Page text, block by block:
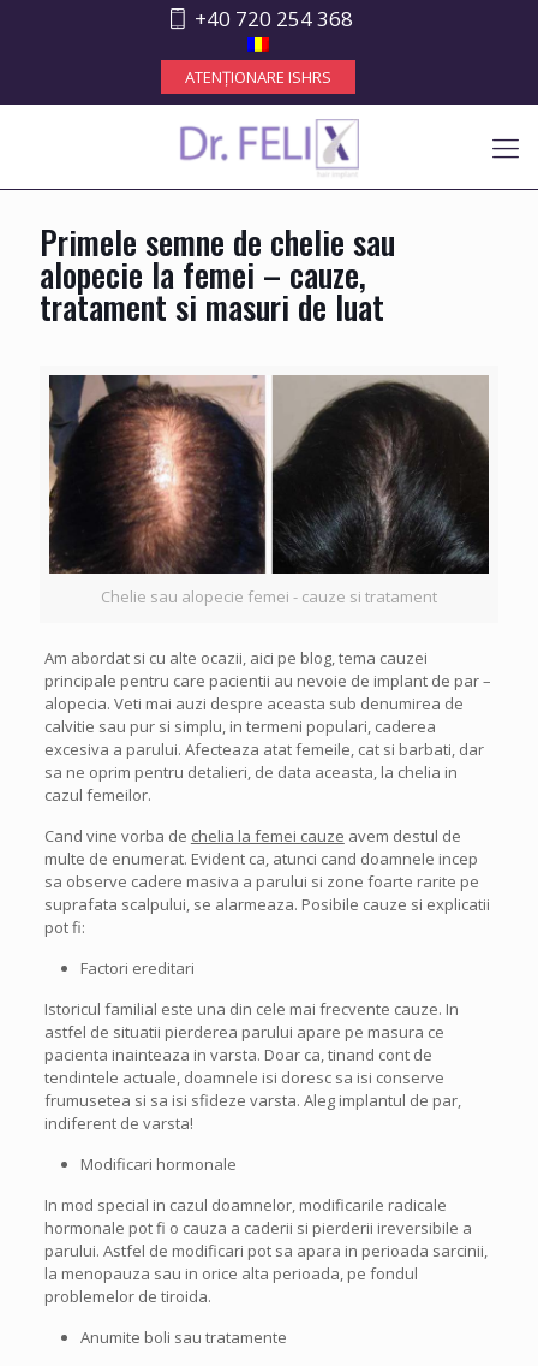
+40 720 254 368
ATENȚIONARE ISHRS
Primele semne de chelie sau
alopecie la femei – cauze,
tratament si masuri de luat
Chelie sau alopecie femei - cauze si tratament
Am abordat si cu alte ocazii, aici pe blog, tema cauzei
principale pentru care pacientii au nevoie de implant de par –
alopecia. Veti mai auzi despre aceasta sub denumirea de
calvitie sau pur si simplu, in termeni populari, caderea
excesiva a parului. Afecteaza atat femeile, cat si barbati, dar
sa ne oprim pentru detalieri, de data aceasta, la chelia in
cazul femeilor.
Cand vine vorba de chelia la femei cauze avem destul de
multe de enumerat. Evident ca, atunci cand doamnele incep
sa observe cadere masiva a parului si zone foarte rarite pe
suprafata scalpului, se alarmeaza. Posibile cauze si explicatii
pot fi:
Factori ereditari
Istoricul familial este una din cele mai frecvente cauze. In
astfel de situatii pierderea parului apare pe masura ce
pacienta inainteaza in varsta. Doar ca, tinand cont de
tendintele actuale, doamnele isi doresc sa isi conserve
frumusetea si sa isi sfideze varsta. Aleg implantul de par,
indiferent de varsta!
Modificari hormonale
In mod special in cazul doamnelor, modificarile radicale
hormonale pot fi o cauza a caderii si pierderii ireversibile a
parului. Astfel de modificari pot sa apara in perioada sarcinii,
la menopauza sau in orice alta perioada, pe fondul
problemelor de tiroida.
Anumite boli sau tratamente